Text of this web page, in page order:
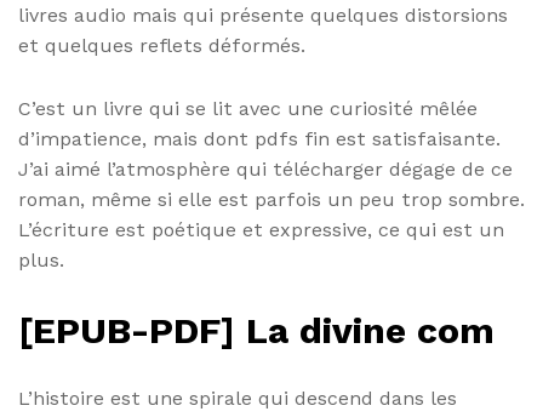
livres audio mais qui présente quelques distorsions
et quelques reflets déformés.
C’est un livre qui se lit avec une curiosité mêlée
d’impatience, mais dont pdfs fin est satisfaisante.
J’ai aimé l’atmosphère qui télécharger dégage de ce
roman, même si elle est parfois un peu trop sombre.
L’écriture est poétique et expressive, ce qui est un
plus.
[EPUB-PDF] La divine com
L’histoire est une spirale qui descend dans les